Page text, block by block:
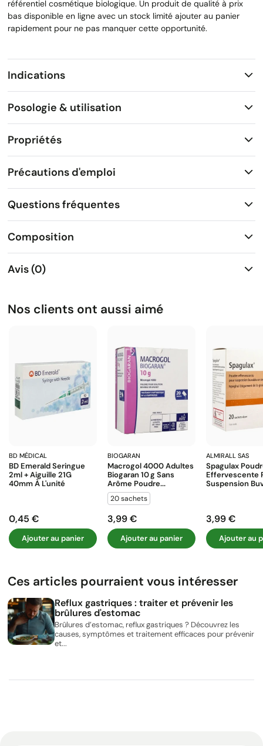
référentiel cosmétique biologique. Un produit de qualité à prix
bas disponible en ligne avec un stock limité ajouter au panier
rapidement pour ne pas manquer cette opportunité.
Indications
Posologie & utilisation
Propriétés
Précautions d'emploi
Questions fréquentes
Composition
Avis (0)
Nos clients ont aussi aimé
BD MÉDICAL
BD Emerald Seringue
2ml + Aiguille 21G
40mm À L'unité
Prix
0,45 €
Ajouter au panier
BIOGARAN
Macrogol 4000 Adultes
Biogaran 10 G Sans
Arôme Poudre...
20 sachets
Prix
3,99 €
Ajouter au panier
ALMIRALL SAS
Spagulax
Effervescente
Suspension
Prix
3,99 €
Ajouter au
Ces articles pourraient vous intéresser
Reflux gastriques : traiter et prévenir les
brûlures d'estomac
Brûlures d’estomac, reflux gastriques ? Découvrez les
causes, symptômes et traitement efficaces pour prévenir
et...